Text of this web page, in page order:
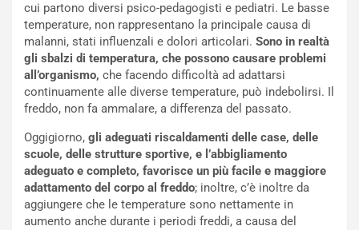
cui partono diversi psico-pedagogisti e pediatri. Le basse
temperature, non rappresentano la principale causa di
malanni, stati influenzali e dolori articolari. Sono in realtà
gli sbalzi di temperatura, che possono causare problemi
all’organismo, che facendo difficoltà ad adattarsi
continuamente alle diverse temperature, può indebolirsi. Il
freddo, non fa ammalare, a differenza del passato.
Oggigiorno, gli adeguati riscaldamenti delle case, delle
scuole, delle strutture sportive, e l’abbigliamento
adeguato e completo, favorisce un più facile e maggiore
adattamento del corpo al freddo; inoltre, c’è inoltre da
aggiungere che le temperature sono nettamente in
aumento anche durante i periodi freddi, a causa del